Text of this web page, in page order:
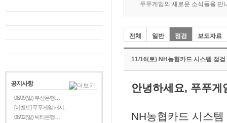
공지사항
08/09(일) 부산은행…
[이벤트] 푸푸게임 캐시…
08/02(일) 씨티은행…
푸푸게임의 새로운 소식들을 만
전체 일반 점검 보도자료
11/16(토) NH농협카드 시스템 점검
안녕하세요, 푸푸게
NH농협카드 시스